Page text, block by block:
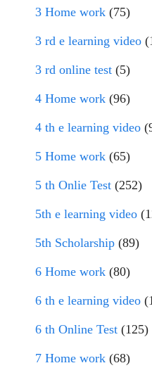
3 Home work (75)
3 rd e learning video
3 rd online test (5)
4 Home work (96)
4 th e learning video
5 Home work (65)
5 th Onlie Test (252)
5th e learning video
5th Scholarship (89)
6 Home work (80)
6 th e learning video
6 th Online Test (125)
7 Home work (68)